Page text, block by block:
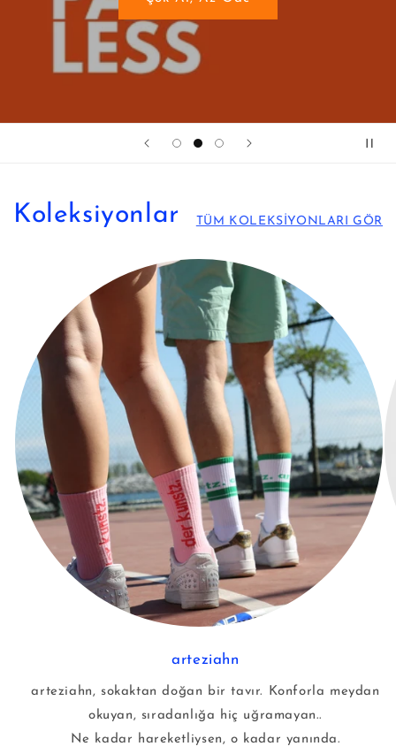
Koleksiyonlar TÜM KOLEKSİYONLARI GÖR
arteziahn
arteziahn, sokaktan doğan bir tavır. Konforla meydan
okuyan, sıradanlığa hiç uğramayan..
Ne kadar hareketliysen, o kadar yanında.